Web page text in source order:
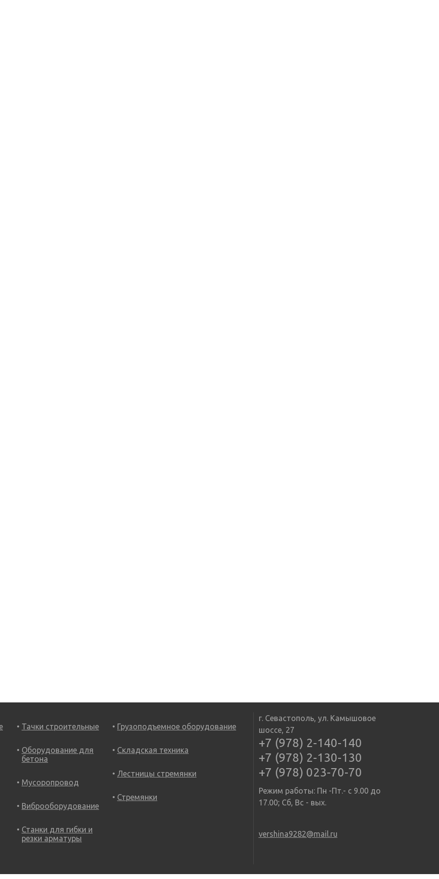
Тачки строительные
Оборудование для
бетона
Мусоропровод
Виброоборудование
Станки для гибки и
резки арматуры
Грузоподъемное оборудование
Складская техника
Лестницы стремянки
Стремянки
г. Севастополь, ул. Камышовое
шоссе, 27
+7 (978) 2-140-140
+7 (978) 2-130-130
+7 (978) 023-70-70
Режим работы: Пн -Пт.- с 9.00 до
17.00; Сб, Вс - вых.
vershina9282@mail.ru